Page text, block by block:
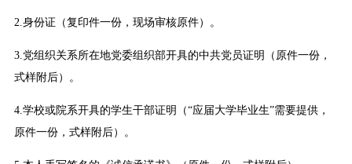
2.身份证（复印件一份，现场审核原件）。
3.党组织关系所在地党委组织部开具的中共党员证明（原件一份，
式样附后）。
4.学校或院系开具的学生干部证明（“应届大学毕业生”需要提供，
原件一份，式样附后）。